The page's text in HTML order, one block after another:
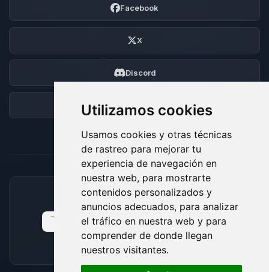
Utilizamos cookies
Usamos cookies y otras técnicas
de rastreo para mejorar tu
experiencia de navegación en
nuestra web, para mostrarte
contenidos personalizados y
anuncios adecuados, para analizar
el tráfico en nuestra web y para
comprender de donde llegan
nuestros visitantes.
Facebook
X
Discord
Foro
MÉTODOS DE PAGO ACEPTADOS